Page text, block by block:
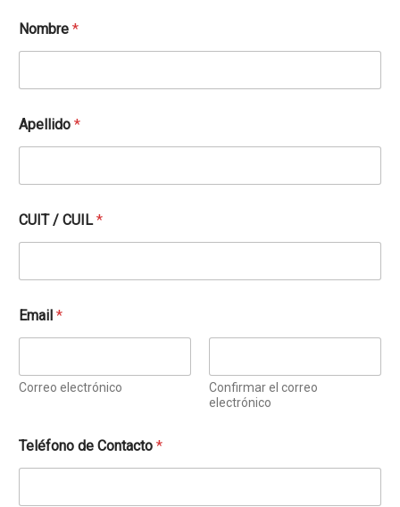
Nombre *
Apellido *
CUIT / CUIL*
Email *
Correo electrónico
Confirmar el correo
electrónico
Teléfono de Contacto *